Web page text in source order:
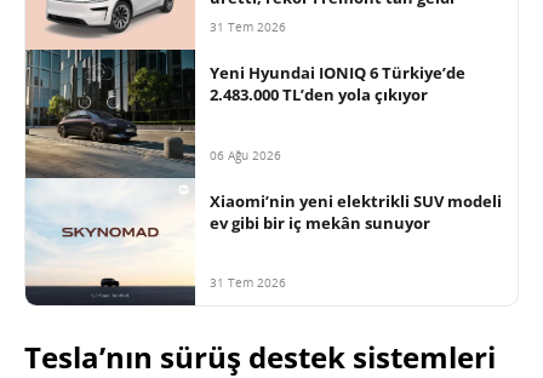
31 Tem 2026
Yeni Hyundai IONIQ 6 Türkiye’de
2.483.000 TL’den yola çıkıyor
06 Ağu 2026
Xiaomi’nin yeni elektrikli SUV modeli
ev gibi bir iç mekân sunuyor
31 Tem 2026
Tesla’nın sürüş destek sistemleri